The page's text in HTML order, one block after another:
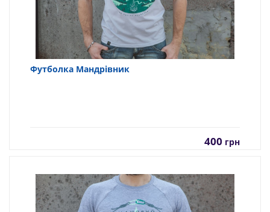
Футболка Мандрівник
400 грн